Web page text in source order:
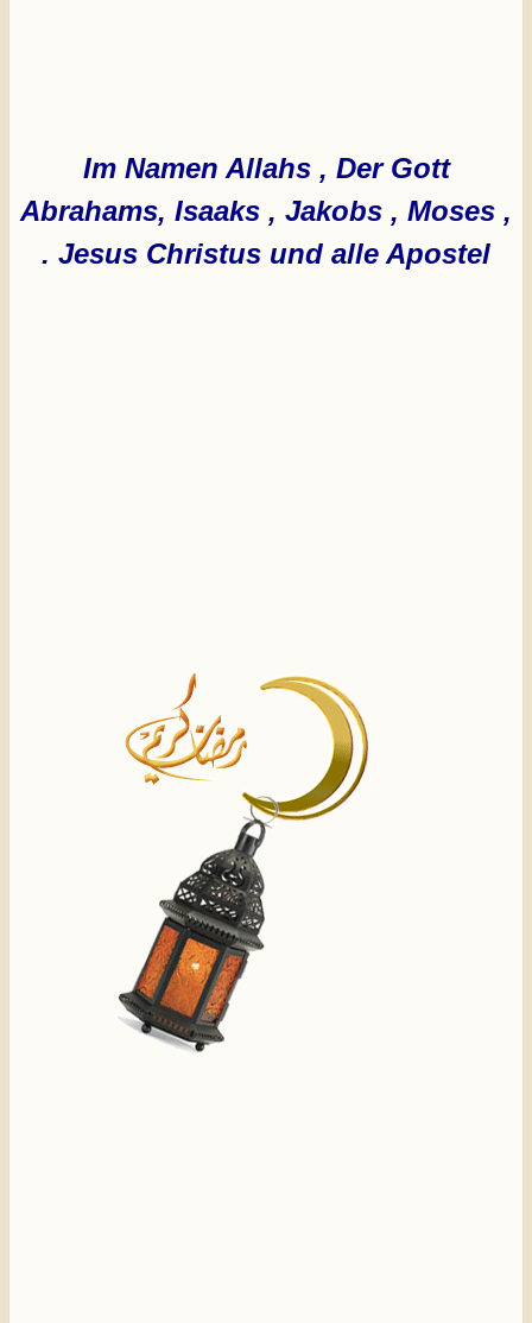
Im Namen Allahs , Der Gott
Abrahams, Isaaks , Jakobs , Moses ,
Jesus Christus und alle Apostel .